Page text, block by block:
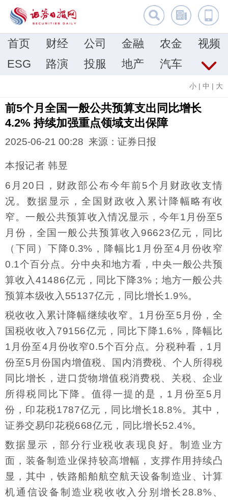
首页 财经 公司 金融 农金
视频
ESG
路演 投服 地产 汽车
小 | 中 | 大
前5个月全国一般公共预算支出同比增长
4.2% 持续加强重点领域支出保障
2025-06-21 00:28 来源：证券日报
本报记者 韩昱
6月20日，财政部公布今年前5个月财政收支情
况。数据显示，全国财政收入累计降幅略有收
窄。一般公共预算收入情况显示，今年1月份至5
月份，全国一般公共预算收入96623亿元，同比
（下同）下降0.3%，降幅比1月份至4月份收窄
0.1个百分点。分中央和地方看，中央一般公共预
算收入41486亿元，同比下降3%；地方一般公共
预算本级收入55137亿元，同比增长1.9%。
税收收入累计降幅继续收窄。1月份至5月份，全
国税收收入79156亿元，同比下降1.6%，降幅比
1月份至4月份收窄0.5个百分点。分税种看，1月
份至5月份国内增值税、国内消费税、个人所得税
同比增长，进口货物增值税消费税、关税、企业
所得税同比下降。值得一提的是，1月份至5月
份，印花税1787亿元，同比增长18.8%。其中，
证券交易印花税668亿元，同比增长52.4%。
数据显示，部分行业税收表现良好。制造业方
面，装备制造业保持较高增幅，支撑作用持续凸
显，其中，铁路船舶航空航天设备制造业、计算
机通信设备制造业税收收入分别增长28.8%、